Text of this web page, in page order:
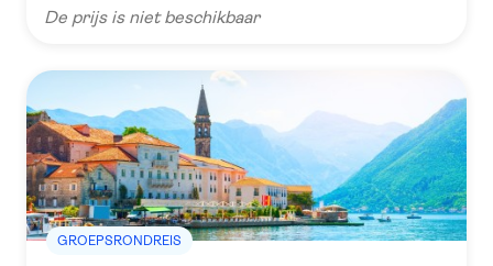
De prijs is niet beschikbaar
GROEPSRONDREIS